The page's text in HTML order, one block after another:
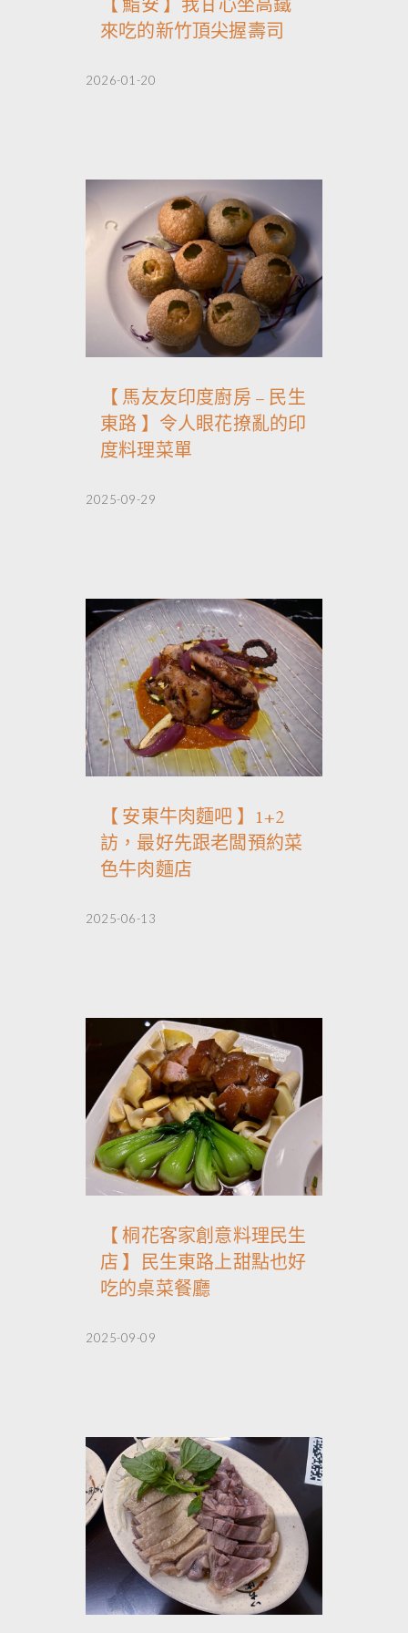
【 鮨安 】我甘心坐高鐵
來吃的新竹頂尖握壽司
2026-01-20
【 馬友友印度廚房 – 民生
東路 】令人眼花撩亂的印
度料理菜單
2025-09-29
【 安東牛肉麵吧 】1+2
訪，最好先跟老闆預約菜
色牛肉麵店
2025-06-13
【 桐花客家創意料理民生
店 】民生東路上甜點也好
吃的桌菜餐廳
2025-09-09